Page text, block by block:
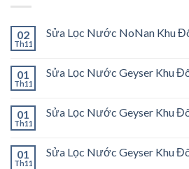
02
Th11
Sửa Lọc Nước NoNan Khu
01
Th11
Sửa Lọc Nước Geyser Khu
01
Th11
Sửa Lọc Nước Geyser Khu
01
Th11
Sửa Lọc Nước Geyser Khu